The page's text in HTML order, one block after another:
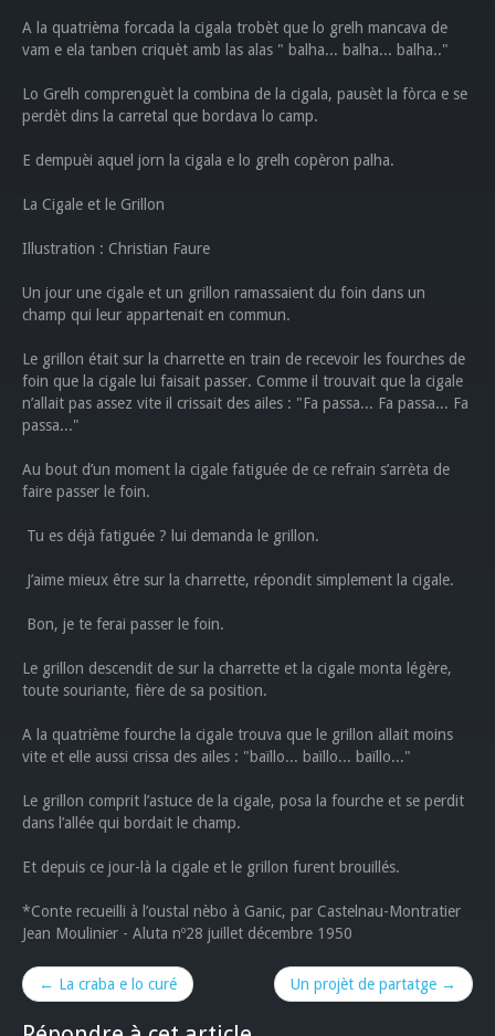
A la quatrièma forcada la cigala trobèt que lo grelh mancava de
vam e ela tanben criquèt amb las alas " balha... balha... balha.."
Lo Grelh comprenguèt la combina de la cigala, pausèt la fòrca e se
perdèt dins la carretal que bordava lo camp.
E dempuèi aquel jorn la cigala e lo grelh copèron palha.
La Cigale et le Grillon
Illustration : Christian Faure
Un jour une cigale et un grillon ramassaient du foin dans un
champ qui leur appartenait en commun.
Le grillon était sur la charrette en train de recevoir les fourches de
foin que la cigale lui faisait passer. Comme il trouvait que la cigale
n’allait pas assez vite il crissait des ailes : "Fa passa... Fa passa... Fa
passa..."
Au bout d’un moment la cigale fatiguée de ce refrain s’arrèta de
faire passer le foin.
Tu es déjà fatiguée ? lui demanda le grillon.
J’aime mieux être sur la charrette, répondit simplement la cigale.
Bon, je te ferai passer le foin.
Le grillon descendit de sur la charrette et la cigale monta légère,
toute souriante, fière de sa position.
A la quatrième fourche la cigale trouva que le grillon allait moins
vite et elle aussi crissa des ailes : "baïllo... baïllo... baïllo..."
Le grillon comprit l’astuce de la cigale, posa la fourche et se perdit
dans l’allée qui bordait le champ.
Et depuis ce jour-là la cigale et le grillon furent brouillés.
*Conte recueilli à l’oustal nèbo à Ganic, par Castelnau-Montratier
Jean Moulinier - Aluta nº28 juillet décembre 1950
← La craba e lo curé Un projèt de partatge →